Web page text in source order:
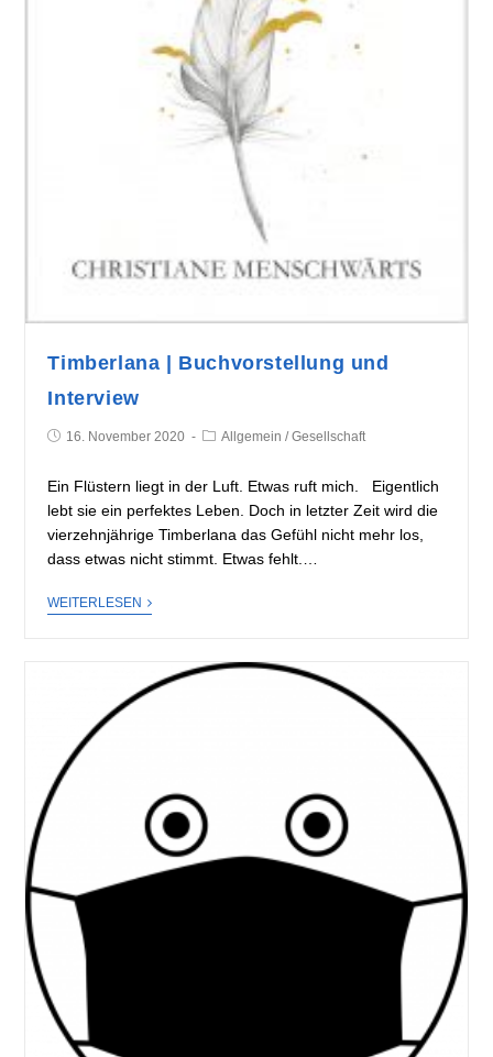
Timberlana | Buchvorstellung und
Interview
16. November 2020 Allgemein / Gesellschaft
Ein Flüstern liegt in der Luft. Etwas ruft mich. Eigentlich
lebt sie ein perfektes Leben. Doch in letzter Zeit wird die
vierzehnjährige Timberlana das Gefühl nicht mehr los,
dass etwas nicht stimmt. Etwas fehlt.…
WEITERLESEN